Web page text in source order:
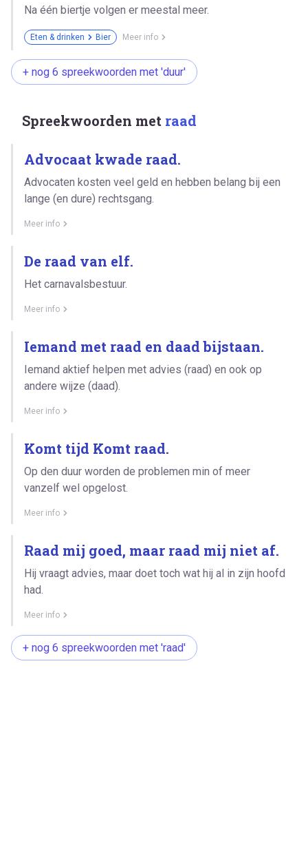
Na één biertje volgen er meestal meer.
Eten & drinken Bier Meer info
+ nog 6 spreekwoorden met 'duur'
Spreekwoorden met raad
Advocaat kwade raad.
Advocaten kosten veel geld en hebben belang bij een
lange (en dure) rechtsgang.
Meer info
De raad van elf.
Het carnavalsbestuur.
Meer info
Iemand met raad en daad bijstaan.
Iemand aktief helpen met advies (raad) en ook op
andere wijze (daad).
Meer info
Komt tijd Komt raad.
Op den duur worden de problemen min of meer
vanzelf wel opgelost.
Meer info
Raad mij goed, maar raad mij niet af.
Hij vraagt advies, maar doet toch wat hij al in zijn hoofd
had.
Meer info
+ nog 6 spreekwoorden met 'raad'